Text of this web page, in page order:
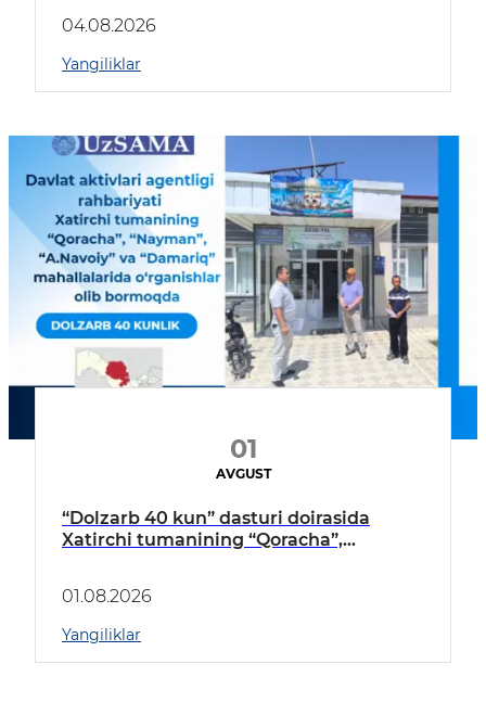
04.08.2026
Yangiliklar
01
AVGUST
“Dolzarb 40 kun” dasturi doirasida
Xatirchi tumanining “Qoracha”,
borildi
01.08.2026
Yangiliklar